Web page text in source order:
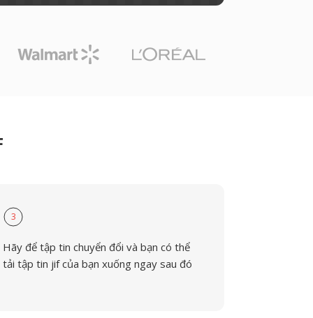
3
Hãy để tập tin chuyển đổi và bạn có thể
tải tập tin jif của bạn xuống ngay sau đó